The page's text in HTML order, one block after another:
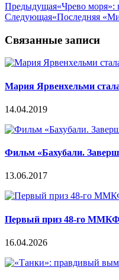
Предыдущая«Чрево моря»:
Следующая«Последняя
Связанные записи
Мария Ярвенхельми
14.04.2019
Фильм «Бахубали.
13.06.2017
Первый приз 48-го ММКФ
16.04.2026